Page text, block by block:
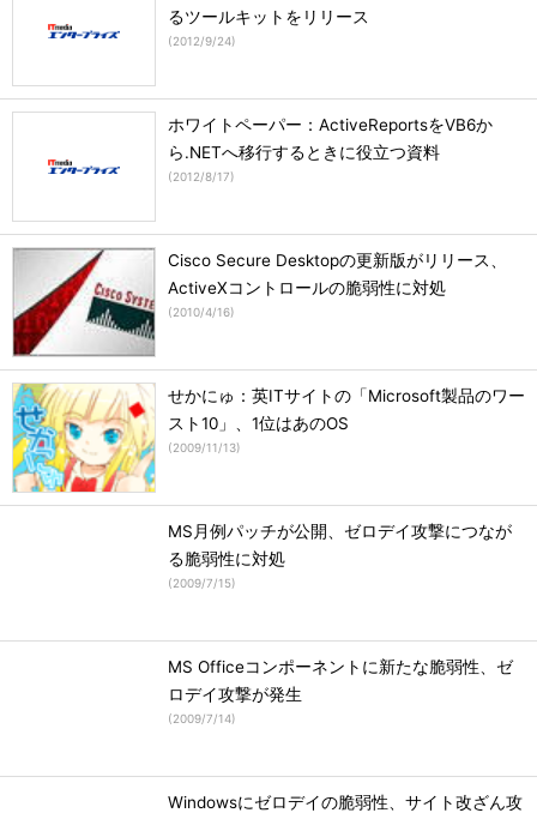
るツールキットをリリース
(2012/9/24)
ホワイトペーパー：ActiveReportsをVB6か
ら.NETへ移行するときに役立つ資料
(2012/8/17)
Cisco Secure Desktopの更新版がリリース、
ActiveXコントロールの脆弱性に対処
(2010/4/16)
せかにゅ：英ITサイトの「Microsoft製品のワー
スト10」、1位はあのOS
(2009/11/13)
MS月例パッチが公開、ゼロデイ攻撃につなが
る脆弱性に対処
(2009/7/15)
MS Officeコンポーネントに新たな脆弱性、ゼ
ロデイ攻撃が発生
(2009/7/14)
Windowsにゼロデイの脆弱性、サイト改ざん攻